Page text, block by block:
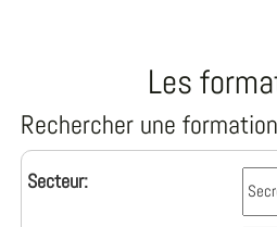
Les
Rechercher une formation
Secteur: